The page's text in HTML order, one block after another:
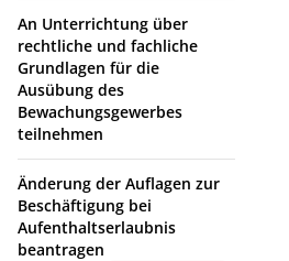
An Unterrichtung über
rechtliche und fachliche
Grundlagen für die
Ausübung des
Bewachungsgewerbes
teilnehmen
Änderung der Auflagen zur
Beschäftigung bei
Aufenthaltserlaubnis
beantragen